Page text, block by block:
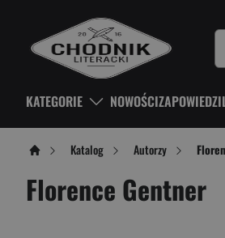
KATEGORIE NOWOŚCIZAPOWIEDZI
Katalog Autorzy
Florence Gentner